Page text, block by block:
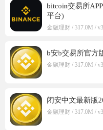
bitcoin交易所
平台)
金融理财 / 317.0M /
b安b交易所官方
金融理财 / 317.0M /
闭安中文最新版
金融理财 / 317.0M /